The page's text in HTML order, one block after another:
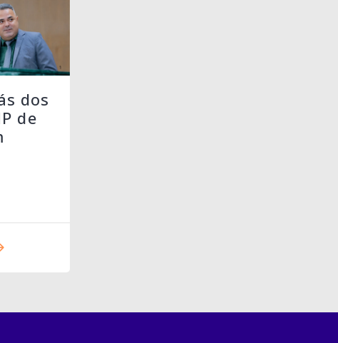
dos
de